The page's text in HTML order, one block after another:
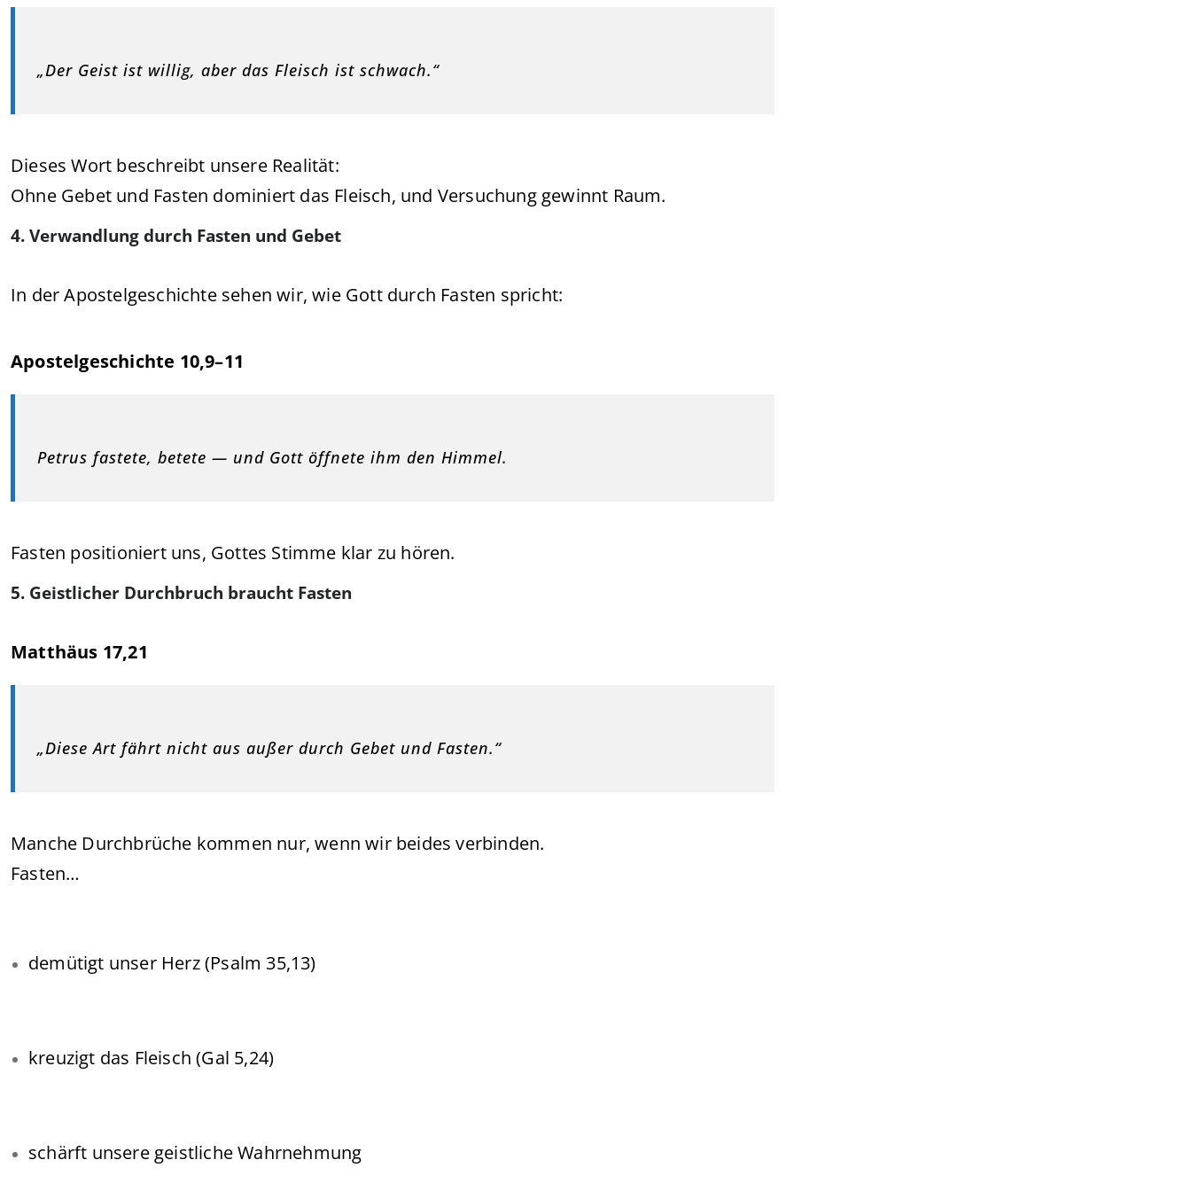
„Der Geist ist willig, aber das Fleisch ist schwach.“
Dieses Wort beschreibt unsere Realität:
Ohne Gebet und Fasten dominiert das Fleisch, und Versuchung gewinnt Raum.
4. Verwandlung durch Fasten und Gebet
In der Apostelgeschichte sehen wir, wie Gott durch Fasten spricht:
Apostelgeschichte 10,9–11
Petrus fastete, betete — und Gott öffnete ihm den Himmel.
Fasten positioniert uns, Gottes Stimme klar zu hören.
5. Geistlicher Durchbruch braucht Fasten
Matthäus 17,21
„Diese Art fährt nicht aus außer durch Gebet und Fasten.“
Manche Durchbrüche kommen nur, wenn wir beides verbinden.
Fasten…
demütigt unser Herz (Psalm 35,13)
kreuzigt das Fleisch (Gal 5,24)
schärft unsere geistliche Wahrnehmung